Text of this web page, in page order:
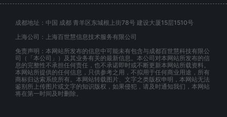
成都地址：中国 成都 青羊区东城根上街78号 建设大厦15层1510号
上海公司：上海百世慧信息技术服务有限公司
免责声明：本网站所发布的信息中可能未有包含与成都百世慧科技有限公
司（「本公司」）及其业务有关的最新信息。本公司对本网站所发布的信
息的完整性不承担任何责任，也不承诺即时或不断更新本网站所载资料。
本网站所提供的任何信息，只供参考之用，不拟用于任何商业用途，所有
商标归达索系统所有。本网站转载图片、文字之类版权申明，本网站无法
鉴别所上传图片或文字的知识版权，如果侵犯，请及时通知我们，本网站
将在第一时间及时删除。